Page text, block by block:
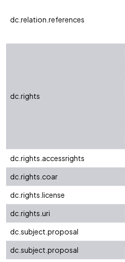
dc.relation.references
dc.rights
dc.rights.accessrights
dc.rights.coar
dc.rights.license
dc.rights.uri
dc.subject.proposal
dc.subject.proposal